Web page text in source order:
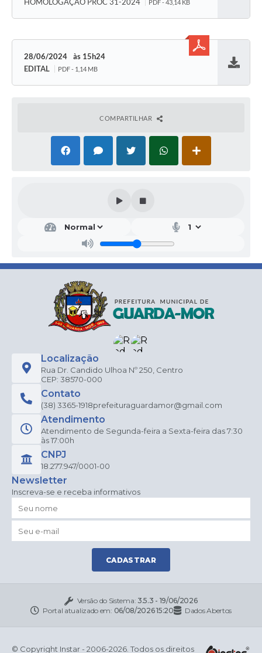
PDF - 43,14 KB
28/06/2024
15h24
EDITAL
PDF - 1,14 MB
COMPARTILHAR
Localização
Rua Dr. Candido Ulhoa Nº 250, Centro
CEP: 38570-000
Contato
(38) 3365-1918prefeituraguardamor@gmail.com
Atendimento
Atendimento de Segunda-feira a Sexta-feira das 7:30
às 17:00h
CNPJ
18.277.947/0001-00
Newsletter
Inscreva-se e receba informativos
CADASTRAR
Versão do Sistema: 3.5.3 - 19/06/2026
Portal atualizado em: 06/08/2026 15:20 Dados Abertos
© Copyright Instar - 2006-2026. Todos os direitos